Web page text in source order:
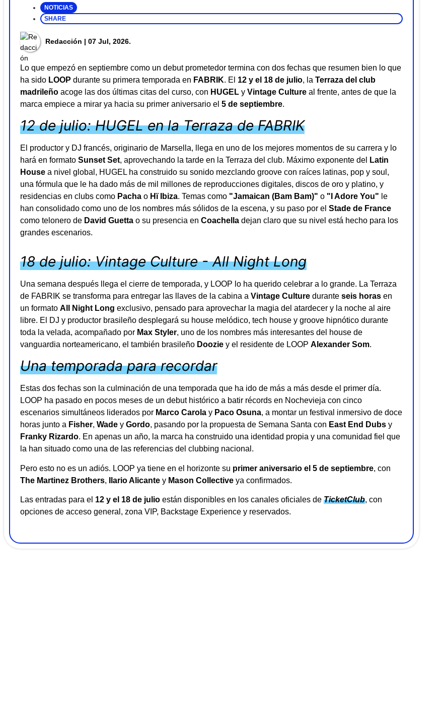
NOTICIAS
SHARE
Redacción | 07 Jul, 2026.
Lo que empezó en septiembre como un debut prometedor termina con dos fechas que resumen bien lo que
ha sido LOOP durante su primera temporada en FABRIK. El 12 y el 18 de julio, la Terraza del club
madrileño acoge las dos últimas citas del curso, con HUGEL y Vintage Culture al frente, antes de que la
marca empiece a mirar ya hacia su primer aniversario el 5 de septiembre.
12 de julio: HUGEL en la Terraza de FABRIK
El productor y DJ francés, originario de Marsella, llega en uno de los mejores momentos de su carrera y lo
hará en formato Sunset Set, aprovechando la tarde en la Terraza del club. Máximo exponente del
Latin
House a nivel global, HUGEL ha construido su sonido mezclando groove con raíces latinas, pop y soul,
una fórmula que le ha dado más de mil millones de reproducciones digitales, discos de oro y platino, y
residencias en clubs como Pacha o Hï Ibiza. Temas como "Jamaican (Bam Bam)" o "I Adore You" le
han consolidado como uno de los nombres más sólidos de la escena, y su paso por el Stade de France
como telonero de David Guetta o su presencia en Coachella dejan claro que su nivel está hecho para los
grandes escenarios.
18 de julio: Vintage Culture - All Night Long
Una semana después llega el cierre de temporada, y LOOP lo ha querido celebrar a lo grande. La Terraza
de FABRIK se transforma para entregar las llaves de la cabina a Vintage Culture durante seis horas en
un formato All Night Long exclusivo, pensado para aprovechar la magia del atardecer y la noche al aire
libre. El DJ y productor brasileño desplegará su house melódico, tech house y groove hipnótico durante
toda la velada, acompañado por Max Styler, uno de los nombres más interesantes del house de
vanguardia norteamericano, el también brasileño Doozie y el residente de LOOP Alexander Som.
Una temporada para recordar
Estas dos fechas son la culminación de una temporada que ha ido de más a más desde el primer día.
LOOP ha pasado en pocos meses de un debut histórico a batir récords en Nochevieja con cinco
escenarios simultáneos liderados por Marco Carola y Paco Osuna, a montar un festival inmersivo de doce
horas junto a Fisher, Wade y Gordo, pasando por la propuesta de Semana Santa con East End Dubs y
Franky Rizardo. En apenas un año, la marca ha construido una identidad propia y una comunidad fiel que
la han situado como una de las referencias del clubbing nacional.
Pero esto no es un adiós. LOOP ya tiene en el horizonte su primer aniversario el 5 de septiembre, con
The Martinez Brothers, Ilario Alicante y Mason Collective ya confirmados.
Las entradas para el 12 y el 18 de julio están disponibles en los canales oficiales de TicketClub, con
opciones de acceso general, zona VIP, Backstage Experience y reservados.